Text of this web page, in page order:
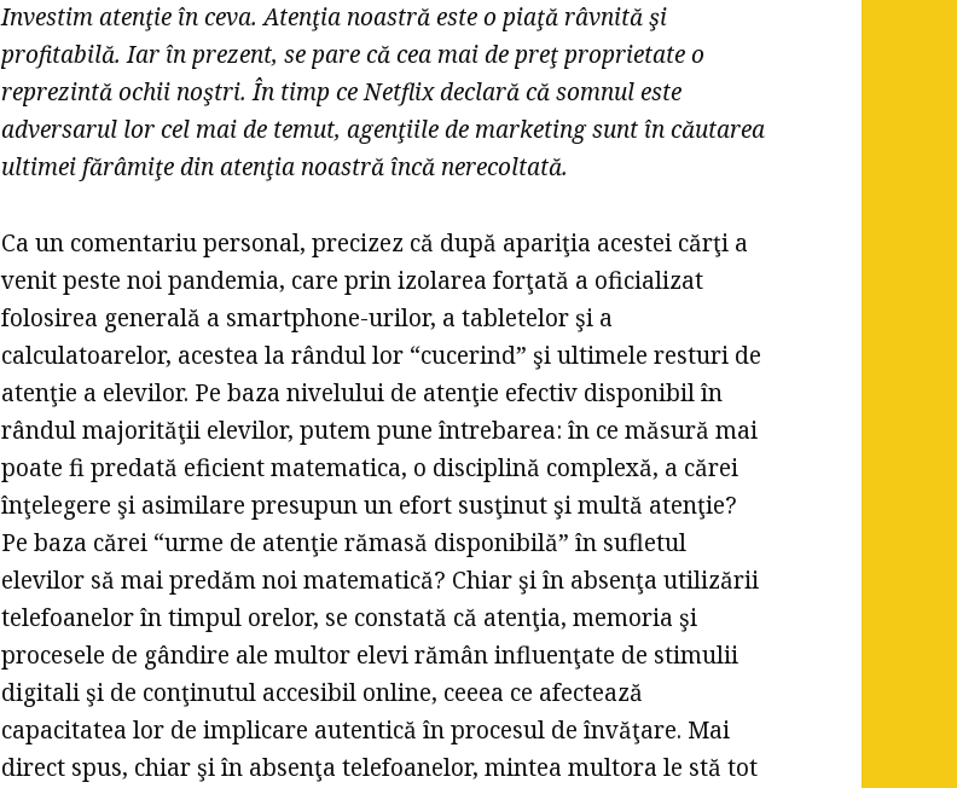
Investim atenţie în ceva. Atenţia noastră este o piaţă râvnită şi
profitabilă. Iar în prezent, se pare că cea mai de preţ proprietate o
reprezintă ochii noştri. În timp ce Netflix declară că somnul este
adversarul lor cel mai de temut, agenţiile de marketing sunt în căutarea
ultimei fărâmiţe din atenţia noastră încă nerecoltată.
Ca un comentariu personal, precizez că după apariţia acestei cărţi a
venit peste noi pandemia, care prin izolarea forţată a oficializat
folosirea generală a smartphone-urilor, a tabletelor şi a
calculatoarelor, acestea la rândul lor “cucerind” şi ultimele resturi de
atenţie a elevilor. Pe baza nivelului de atenţie efectiv disponibil în
rândul majorităţii elevilor, putem pune întrebarea: în ce măsură mai
poate fi predată eficient matematica, o disciplină complexă, a cărei
înţelegere şi asimilare presupun un efort susţinut şi multă atenţie?
Pe baza cărei “urme de atenţie rămasă disponibilă” în sufletul
elevilor să mai predăm noi matematică? Chiar şi în absenţa utilizării
telefoanelor în timpul orelor, se constată că atenţia, memoria şi
procesele de gândire ale multor elevi rămân influenţate de stimulii
digitali şi de conţinutul accesibil online, ceeea ce afectează
capacitatea lor de implicare autentică în procesul de învăţare. Mai
direct spus, chiar şi în absenţa telefoanelor, mintea multora le stă tot